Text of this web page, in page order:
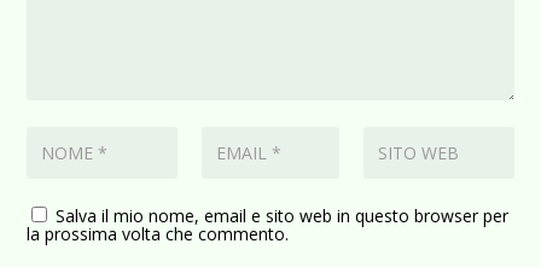
Salva il mio nome, email e sito web in questo browser per
la prossima volta che commento.